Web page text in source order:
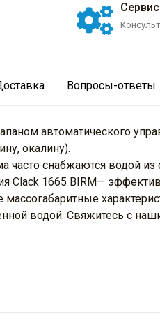
Вопросы-ответы
автоматического
окалину).
часто снабжаются
Clack 1665 BIRM—
водой. Свяжитесь с